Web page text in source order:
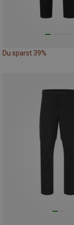
Du sparst 39%